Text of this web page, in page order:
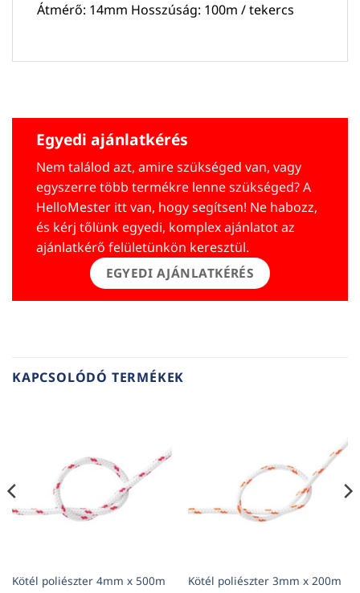
Átmérő: 14mm Hosszúság: 100m / tekercs
Egyedi ajánlatkérés
Nem találod azt, amire szükséged van, vagy
egyszerre több termékre lenne szükséged? A
HelloMester itt van, hogy segítsen! Ne habozz,
és kérj tőlünk egyedi, komplex ajánlatot az
ajánlatkérő felületünkön keresztül.
EGYEDI AJÁNLATKÉRÉS
KAPCSOLÓDÓ TERMÉKEK
Kötél poliészter 4mm x 500m
Kötél poliészter 3mm x 200m